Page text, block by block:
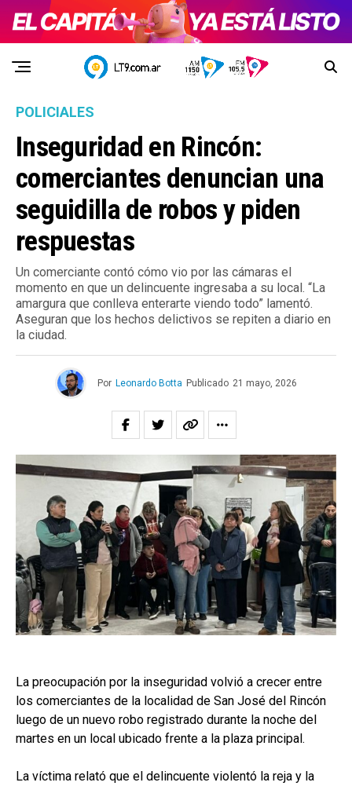
POLICIALES
Inseguridad en Rincón:
comerciantes denuncian una
seguidilla de robos y piden
respuestas
Un comerciante contó cómo vio por las cámaras el
momento en que un delincuente ingresaba a su local. “La
amargura que conlleva enterarte viendo todo” lamentó.
Aseguran que los hechos delictivos se repiten a diario en
la ciudad.
Por Leonardo Botta Publicado 21 mayo, 2026
La preocupación por la inseguridad volvió a crecer entre
los comerciantes de la localidad de San José del Rincón
luego de un nuevo robo registrado durante la noche del
martes en un local ubicado frente a la plaza principal.
La víctima relató que el delincuente violentó la reja y la